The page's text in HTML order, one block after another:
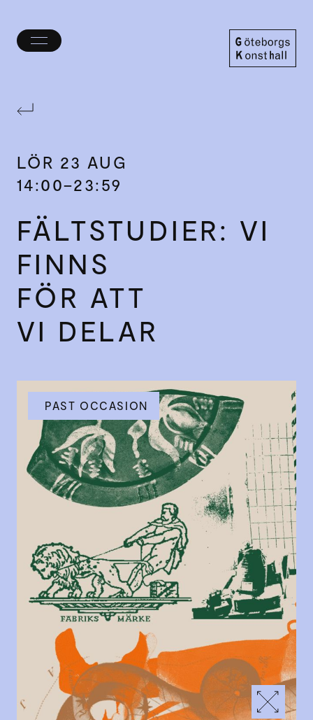
Öppna/stäng
LÖR 23 AUG
14:00–23:59
FÄLTSTUDIER: VI
FINNS
FÖR ATT
VI DELAR
PAST OCCASION